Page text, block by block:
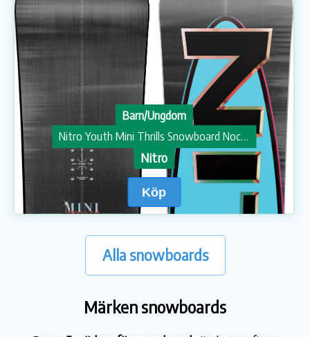
Barn/Ungdom
Nitro Youth Mini Thrills Snowboard Nocolor
Nitro
Köp
Alla snowboards
Märken snowboards